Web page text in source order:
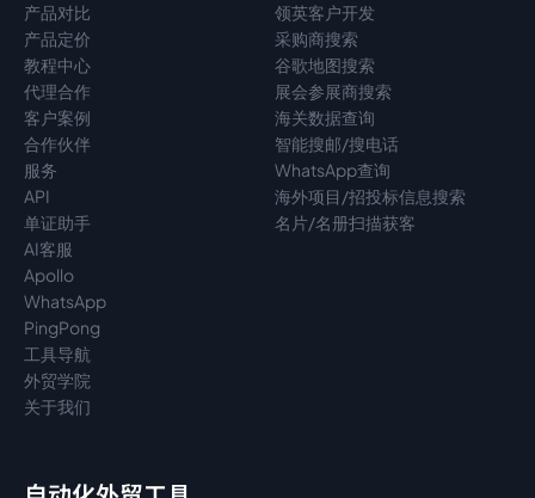
产品对比
产品定价
教程中心
代理合作
客户案例
合作伙伴
服务
API
单证助手
AI客服
Apollo
WhatsApp
PingPong
工具导航
外贸学院
关于我们
领英客户开发
采购商搜索
谷歌地图搜索
展会参展商搜索
海关数据查询
智能搜邮/搜电话
WhatsApp查询
海外项目/招投标信息搜索
名片/名册扫描获客